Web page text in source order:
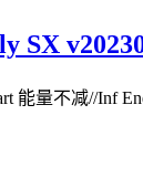
SX
能量不减//Inf